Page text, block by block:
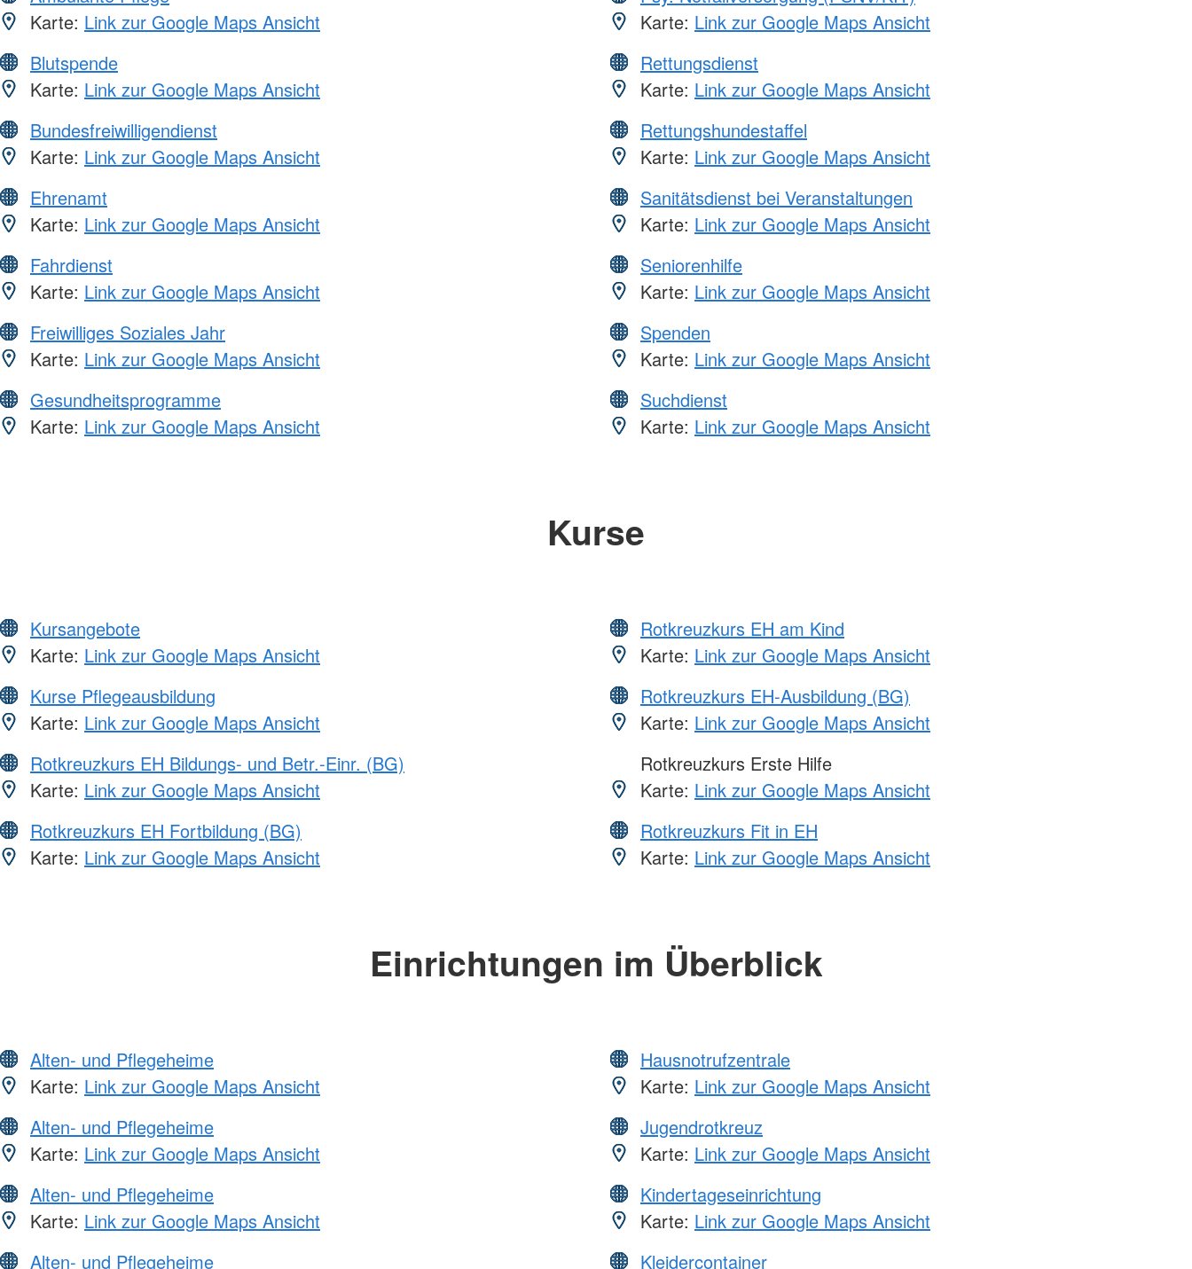
Karte: Link zur Google Maps Ansicht
Blutspende
Karte: Link zur Google Maps Ansicht
Bundesfreiwilligendienst
Karte: Link zur Google Maps Ansicht
Ehrenamt
Karte: Link zur Google Maps Ansicht
Fahrdienst
Karte: Link zur Google Maps Ansicht
Freiwilliges Soziales Jahr
Karte: Link zur Google Maps Ansicht
Gesundheitsprogramme
Karte: Link zur Google Maps Ansicht
Karte: Link zur Google Maps Ansicht
Rettungsdienst
Karte: Link zur Google Maps Ansicht
Rettungshundestaffel
Karte: Link zur Google Maps Ansicht
Sanitätsdienst bei Veranstaltungen
Karte: Link zur Google Maps Ansicht
Seniorenhilfe
Karte: Link zur Google Maps Ansicht
Spenden
Karte: Link zur Google Maps Ansicht
Suchdienst
Karte: Link zur Google Maps Ansicht
Kurse
Kursangebote
Karte: Link zur Google Maps Ansicht
Kurse Pflegeausbildung
Karte: Link zur Google Maps Ansicht
Rotkreuzkurs EH Bildungs- und Betr.-Einr. (BG)
Karte: Link zur Google Maps Ansicht
Rotkreuzkurs EH Fortbildung (BG)
Karte: Link zur Google Maps Ansicht
Rotkreuzkurs EH am Kind
Karte: Link zur Google Maps Ansicht
Rotkreuzkurs EH-Ausbildung (BG)
Karte: Link zur Google Maps Ansicht
Rotkreuzkurs Erste Hilfe
Karte: Link zur Google Maps Ansicht
Rotkreuzkurs Fit in EH
Karte: Link zur Google Maps Ansicht
Einrichtungen im Überblick
Alten- und Pflegeheime
Karte: Link zur Google Maps Ansicht
Alten- und Pflegeheime
Karte: Link zur Google Maps Ansicht
Alten- und Pflegeheime
Karte: Link zur Google Maps Ansicht
Alten- und Pflegeheime
Hausnotrufzentrale
Karte: Link zur Google Maps Ansicht
Jugendrotkreuz
Karte: Link zur Google Maps Ansicht
Kindertageseinrichtung
Karte: Link zur Google Maps Ansicht
Kleidercontainer